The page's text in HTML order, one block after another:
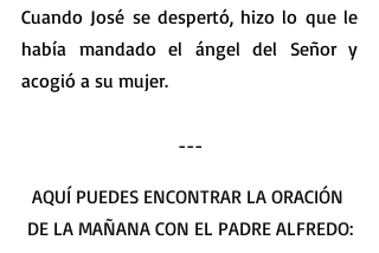
Cuando José se despertó, hizo lo que le
había mandado el ángel del Señor y
acogió a su mujer.
---
AQUÍ PUEDES ENCONTRAR LA ORACIÓN
DE LA MAÑANA CON EL PADRE ALFREDO: